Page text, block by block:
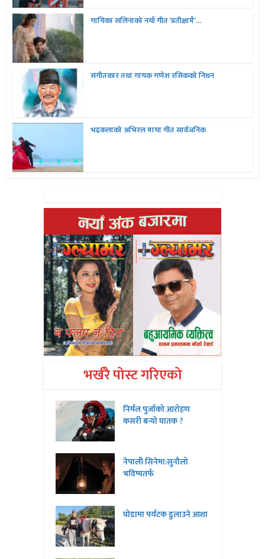
गायिका सलिनाको नयाँ गीत ‘प्रतीक्षामै’...
संगीतकार तथा गायक गणेश रसिकको निधन
भद्रकलाको अभिरल माया गीत सार्वजनिक
भर्खरै पोस्ट गरिएको
निर्मल पुर्जाको आरोहण
कसरी बन्यो घातक ?
नेपाली सिनेमा:सुनौलो
भविष्यतर्फ
घोडामा पर्यटक डुलाउने आशा